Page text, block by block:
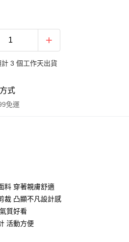
3 個工作天出貨
式
免運
每期 NT$630
業銀行
行
業銀行
銀行
料 穿著親膚舒適
裁 凸顯不凡設計感
質好看
活動方便